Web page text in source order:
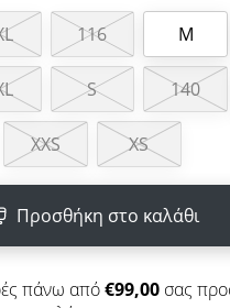
116 M
S 140
XXS XS
Προσθήκη στο καλάθι
πάνω από€99,00 σας